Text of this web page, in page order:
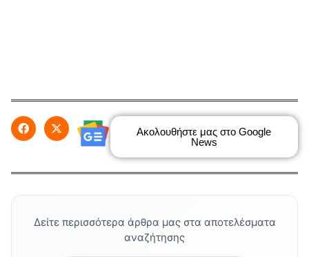
Ακολουθήστε μας στο Google
News
Δείτε περισσότερα άρθρα μας στα αποτελέσματα
αναζήτησης